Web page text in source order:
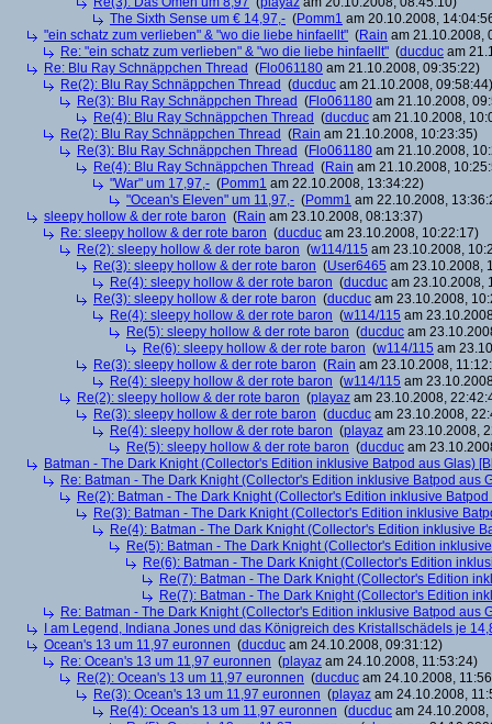
The Sixth Sense um € 14,97,- (Pomm1 am 20.10.2008,
"ein schatz zum verlieben" & "wo die liebe hinfaellt" (Rain am 21.10.2008,
Re: "ein schatz zum verlieben" & "wo die liebe hinfaellt" (ducduc am
Re: Blu Ray Schnäppchen Thread (Flo061180 am 21.10.2008, 09:35:22)
Re(2): Blu Ray Schnäppchen Thread (ducduc am 21.10.2008, 09:58:44)
Re(3): Blu Ray Schnäppchen Thread (Flo061180 am 21.10.2008,
Re(4): Blu Ray Schnäppchen Thread (ducduc am 21.10.2008,
Re(2): Blu Ray Schnäppchen Thread (Rain am 21.10.2008, 10:23:35)
Re(3): Blu Ray Schnäppchen Thread (Flo061180 am 21.10.2008,
Re(4): Blu Ray Schnäppchen Thread (Rain am 21.10.2008,
"War" um 17,97,- (Pomm1 am 22.10.2008, 13:34:22)
"Ocean's Eleven" um 11,97,- (Pomm1 am 22.10.2008,
sleepy hollow & der rote baron (Rain am 23.10.2008, 08:13:37)
Re: sleepy hollow & der rote baron (ducduc am 23.10.2008, 10:22:17)
Re(2): sleepy hollow & der rote baron (w114/115 am 23.10.2008,
Re(3): sleepy hollow & der rote baron (User6465 am 23.10.2008,
Re(4): sleepy hollow & der rote baron (ducduc am 23.10.2008,
Re(3): sleepy hollow & der rote baron (ducduc am 23.10.2008,
Re(4): sleepy hollow & der rote baron (w114/115 am
Re(5): sleepy hollow & der rote baron (ducduc am
Re(6): sleepy hollow & der rote baron (w114/115 am
Re(3): sleepy hollow & der rote baron (Rain am 23.10.2008,
Re(4): sleepy hollow & der rote baron (w114/115 am
Re(2): sleepy hollow & der rote baron (playaz am 23.10.2008,
Re(3): sleepy hollow & der rote baron (ducduc am 23.10.2008,
Re(4): sleepy hollow & der rote baron (playaz am 23.10.2008,
Re(5): sleepy hollow & der rote baron (ducduc am
Batman - The Dark Knight (Collector's Edition inklusive Batpod aus Glas)
Re: Batman - The Dark Knight (Collector's Edition inklusive Batpod aus
Re(2): Batman - The Dark Knight (Collector's Edition inklusive
Re(3): Batman - The Dark Knight (Collector's Edition inklusive
Re(4): Batman - The Dark Knight (Collector's Edition inklusive
Re(5): Batman - The Dark Knight (Collector's Edition
Re(6): Batman - The Dark Knight (Collector's Edition
Re(7): Batman - The Dark Knight (Collector's Edition
Re(7): Batman - The Dark Knight (Collector's Edition
Re: Batman - The Dark Knight (Collector's Edition inklusive Batpod aus
I am Legend, Indiana Jones und das Königreich des Kristallschädels je
Ocean's 13 um 11,97 euronnen (ducduc am 24.10.2008, 09:31:12)
Re: Ocean's 13 um 11,97 euronnen (playaz am 24.10.2008, 11:53:24)
Re(2): Ocean's 13 um 11,97 euronnen (ducduc am 24.10.2008,
Re(3): Ocean's 13 um 11,97 euronnen (playaz am 24.10.2008,
Re(4): Ocean's 13 um 11,97 euronnen (ducduc am